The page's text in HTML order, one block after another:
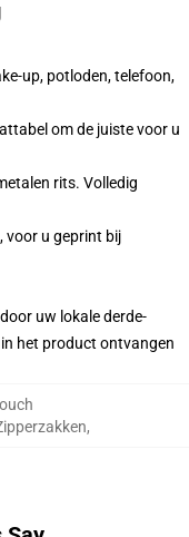
up, potloden, telefoon,
om de juiste voor u
rits. Volledig
voor u geprint bij
uw lokale derde-
het product ontvangen
,